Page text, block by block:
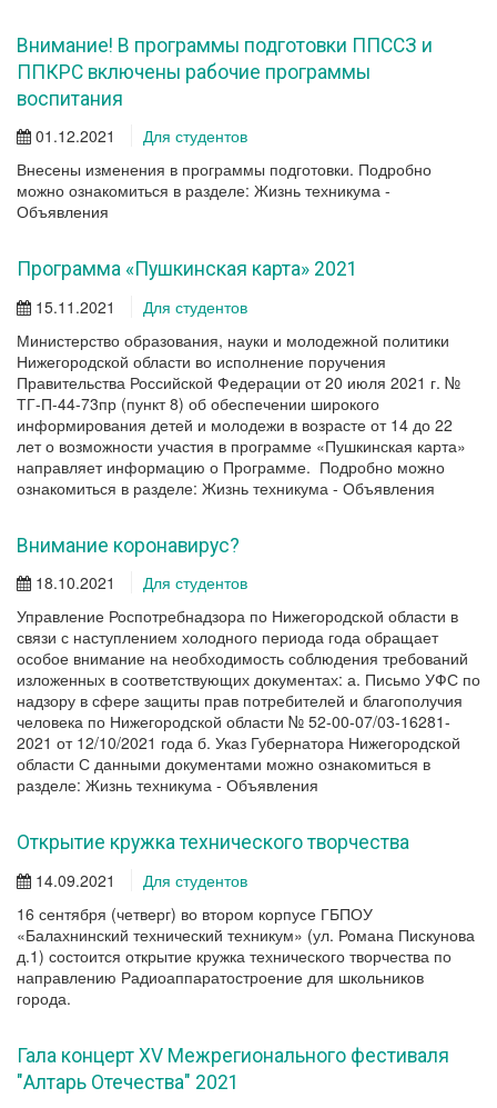
Внимание! В программы подготовки ППССЗ и
ППКРС включены рабочие программы
воспитания
01.12.2021
Для студентов
Внесены изменения в программы подготовки. Подробно
можно ознакомиться в разделе: Жизнь техникума -
Объявления
Программа «Пушкинская карта» 2021
15.11.2021
Для студентов
Министерство образования, науки и молодежной политики
Нижегородской области во исполнение поручения
Правительства Российской Федерации от 20 июля 2021 г. №
ТГ-П-44-73пр (пункт 8) об обеспечении широкого
информирования детей и молодежи в возрасте от 14 до 22
лет о возможности участия в программе «Пушкинская карта»
направляет информацию о Программе. Подробно можно
ознакомиться в разделе: Жизнь техникума - Объявления
Внимание коронавирус?
18.10.2021
Для студентов
Управление Роспотребнадзора по Нижегородской области в
связи с наступлением холодного периода года обращает
особое внимание на необходимость соблюдения требований
изложенных в соответствующих документах: а. Письмо УФС по
надзору в сфере защиты прав потребителей и благополучия
человека по Нижегородской области № 52-00-07/03-16281-
2021 от 12/10/2021 года б. Указ Губернатора Нижегородской
области С данными документами можно ознакомиться в
разделе: Жизнь техникума - Объявления
Открытие кружка технического творчества
14.09.2021
Для студентов
16 сентября (четверг) во втором корпусе ГБПОУ
«Балахнинский технический техникум» (ул. Романа Пискунова
д.1) состоится открытие кружка технического творчества по
направлению Радиоаппаратостроение для школьников
города.
Гала концерт XV Межрегионального фестиваля
"Алтарь Отечества" 2021